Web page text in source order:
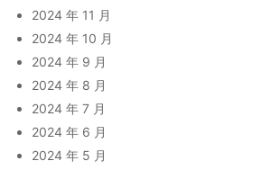
2024 年 11 月
2024 年 10 月
2024 年 9 月
2024 年 8 月
2024 年 7 月
2024 年 6 月
2024 年 5 月